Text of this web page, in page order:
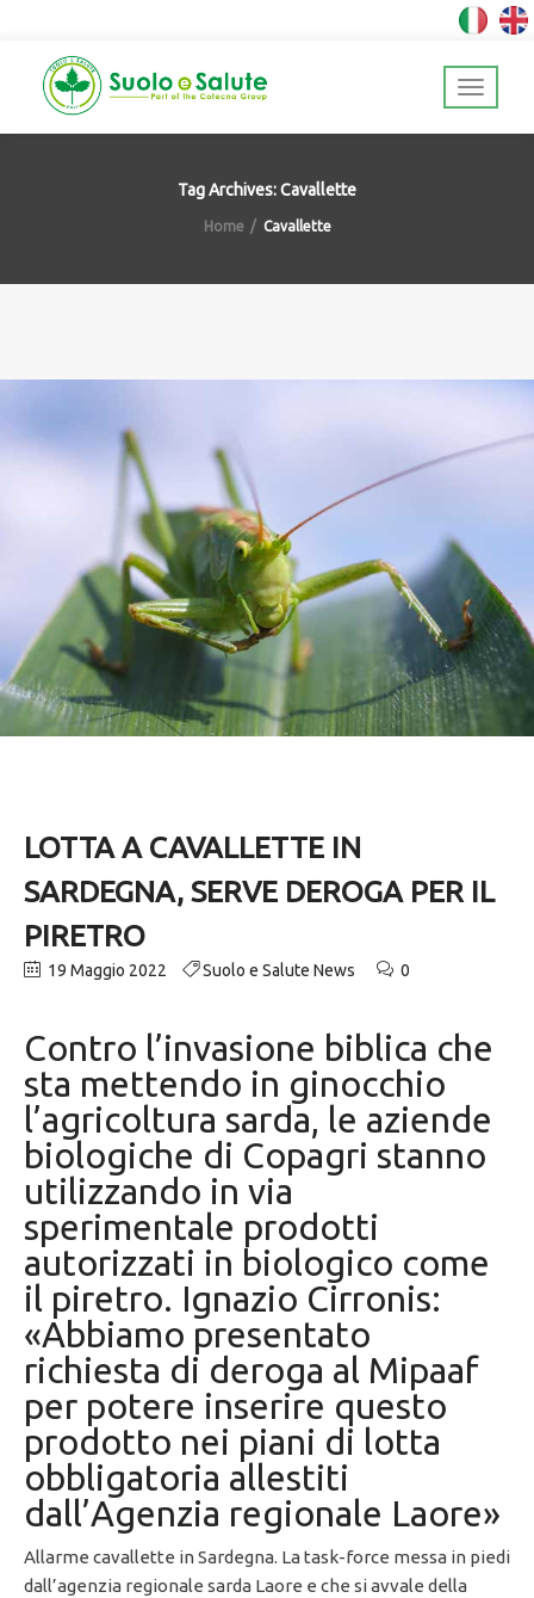
Tag Archives: Cavallette
Home Cavallette
LOTTA A CAVALLETTE IN
SARDEGNA, SERVE DEROGA PER IL
PIRETRO
19 Maggio 2022 Suolo e Salute News 0
Contro l’invasione biblica che
sta mettendo in ginocchio
l’agricoltura sarda, le aziende
biologiche di Copagri stanno
utilizzando in via
sperimentale prodotti
autorizzati in biologico come
il piretro. Ignazio Cirronis:
«Abbiamo presentato
richiesta di deroga al Mipaaf
per potere inserire questo
prodotto nei piani di lotta
obbligatoria allestiti
dall’Agenzia regionale Laore»
Allarme cavallette in Sardegna. La task-force messa in piedi
dall’agenzia regionale sarda Laore e che si avvale della